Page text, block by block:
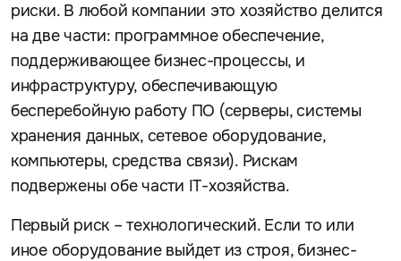
риски. В любой компании это хозяйство делится
на две части: программное обеспечение,
поддерживающее бизнес-процессы, и
инфраструктуру, обеспечивающую
бесперебойную работу ПО (серверы, системы
хранения данных, сетевое оборудование,
компьютеры, средства связи). Рискам
подвержены обе части IT-хозяйства.
Первый риск – технологический. Если то или
иное оборудование выйдет из строя, бизнес-